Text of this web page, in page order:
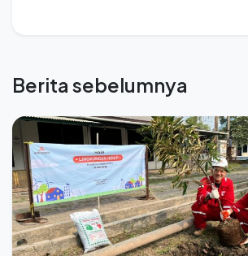
Berita sebelumnya